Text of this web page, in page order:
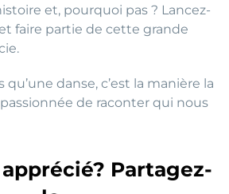
et, pourquoi pas ? Lancez-
faire partie de cette grande
qu’une danse, c’est la manière la
de raconter qui nous
Partagez-